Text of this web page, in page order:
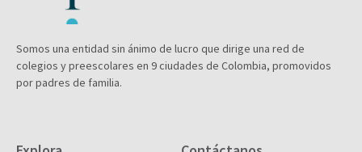
Somos una entidad sin ánimo de lucro que dirige una red de
colegios y preescolares en 9 ciudades de Colombia, promovidos
por padres de familia.